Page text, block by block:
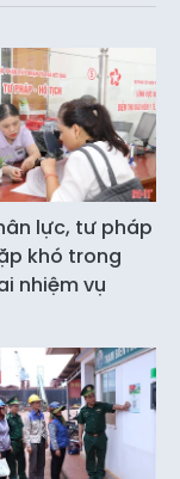
lực, tư pháp
khó trong
nhiệm vụ